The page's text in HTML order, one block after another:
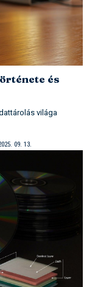
és
világa
09. 13.